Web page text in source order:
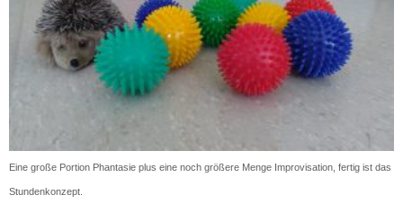
Eine große Portion Phantasie plus eine noch größere Menge Improvisation, fertig ist das
Stundenkonzept.